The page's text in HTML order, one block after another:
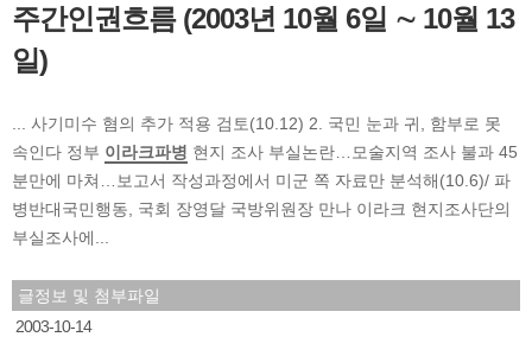
주간인권흐름 (2003년 10월 6일 ∼ 10월 13
일)
... 사기미수 혐의 추가 적용 검토(10.12) 2. 국민 눈과 귀, 함부로 못
속인다 정부 이라크파병 현지 조사 부실논란…모술지역 조사 불과 45
분만에 마쳐…보고서 작성과정에서 미군 쪽 자료만 분석해(10.6)/ 파
병반대국민행동, 국회 장영달 국방위원장 만나 이라크 현지조사단의
부실조사에...
글정보 및 첨부파일
2003-10-14